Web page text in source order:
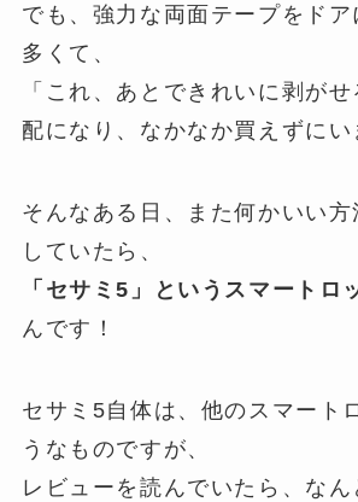
でも、強力な両面テープをド
多くて、
「これ、あとできれいに剥が
配になり、なかなか買えずにい
そんなある日、また何かいい
していたら、
「セサミ5」というスマートロ
んです！
セサミ5自体は、他のスマート
うなものですが、
レビューを読んでいたら、なん